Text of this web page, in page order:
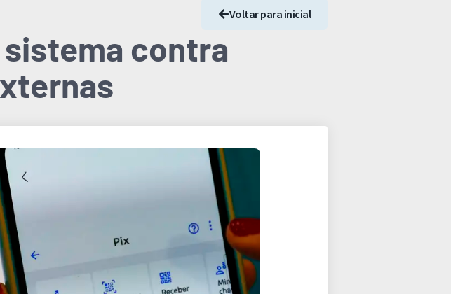
Voltar para inicial
sistema contra